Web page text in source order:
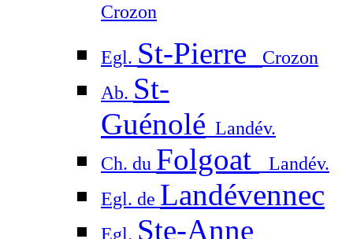
Crozon
Egl. St-Pierre
Crozon
Ab. St-
Guénolé Landév.
Ch. du Folgoat
Landév.
Egl. de Landévennec
Egl. Ste-Anne